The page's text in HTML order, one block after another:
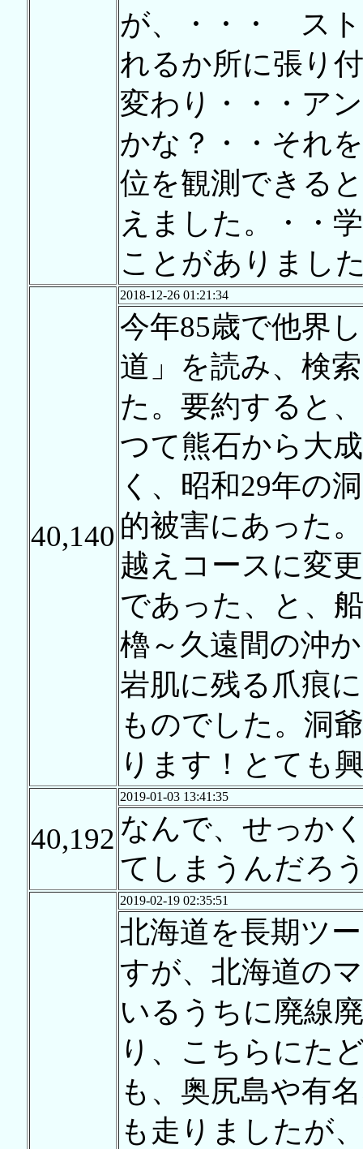
が、・・・ スト
れるか所に張り
変わり・・・ア
かな？・・それ
位を観測できる
えました。・・
ことがありまし
40,140
2018-12-26 01:21:34
今年85歳で他界
道」を読み、検
た。要約すると
つて熊石から大
く、昭和29年の
的被害にあった
越えコースに変
であった、と、
櫓～久遠間の沖
岩肌に残る爪痕
ものでした。洞
ります！とても
40,192
2019-01-03 13:41:35
なんで、せっか
てしまうんだろ
2019-02-19 02:35:51
北海道を長期ツ
すが、北海道の
いるうちに廃線
り、こちらにた
も、奥尻島や有
も走りましたが